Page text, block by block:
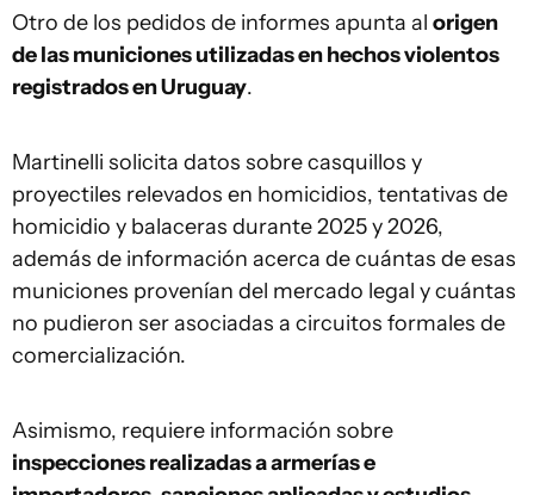
Otro de los pedidos de informes apunta al origen
de las municiones utilizadas en hechos violentos
registrados en Uruguay.
Martinelli solicita datos sobre casquillos y
proyectiles relevados en homicidios, tentativas de
homicidio y balaceras durante 2025 y 2026,
además de información acerca de cuántas de esas
municiones provenían del mercado legal y cuántas
no pudieron ser asociadas a circuitos formales de
comercialización.
Asimismo, requiere información sobre
inspecciones realizadas a armerías e